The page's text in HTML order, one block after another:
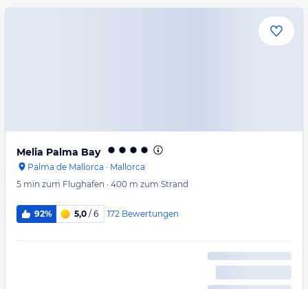
Melia Palma Bay
Palma de Mallorca · Mallorca
5 min zum Flughafen · 400 m zum Strand
92% 5,0 / 6 172 Bewertungen